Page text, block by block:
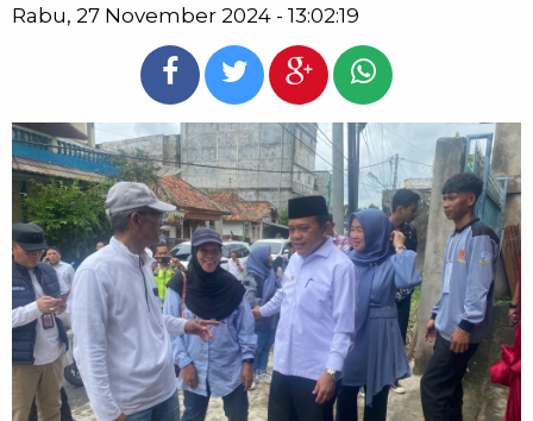
Rabu, 27 November 2024 - 13:02:19